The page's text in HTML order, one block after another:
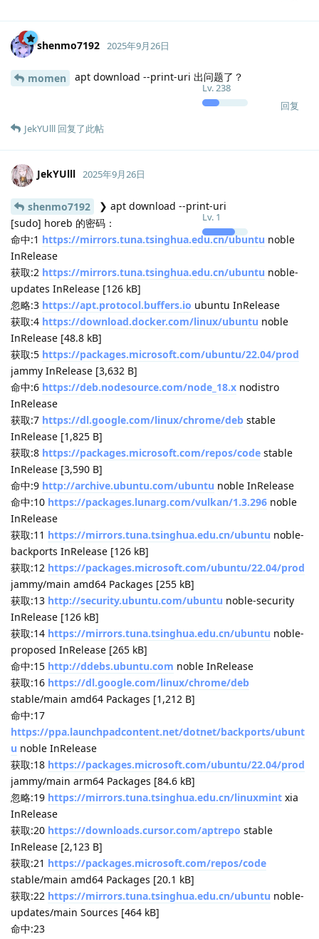
下载失败: "io.github.msojocs.wechat-devtools-linux"
Download failed for "qqmusic" exit code: 1
下载失败: "qqmusic"
Download failed for "wps-office" exit code: 1
下载失败: "wps-office"
下载失败: "code"
回复
JekYUlll和shenmo7192回复了此帖
JekYUlll 2025年9月26日
JekYUlll
/tmp
❯ cat code_download.log
捕捉到异常
Exception: [download_helper.cc:451] errorCode=1 不可识别的
URI 或不支持的协议：.metalink
JekYUlll 2025年9月26日
JekYUlll 看来URL全是空的
回复
shenmo7192 2025年9月26日
JekYUlll @momen
回复
momen回复了此帖
momen
Lv.127
2025年9月26日
shenmo7192 看起来，只是更新器通过缓存知道有哪些更新，
但是没法通信
JekYUlll，shenmo7192和3人回复了此帖
JekYUlll
1
2025年9月26日
momen
JekYUlll 2025年9月26日
momen